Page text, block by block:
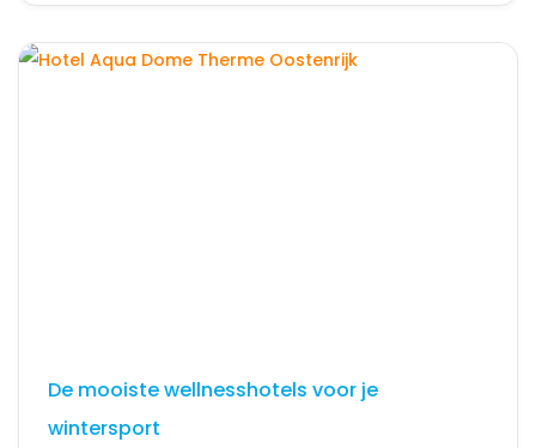
De mooiste wellnesshotels voor je
wintersport